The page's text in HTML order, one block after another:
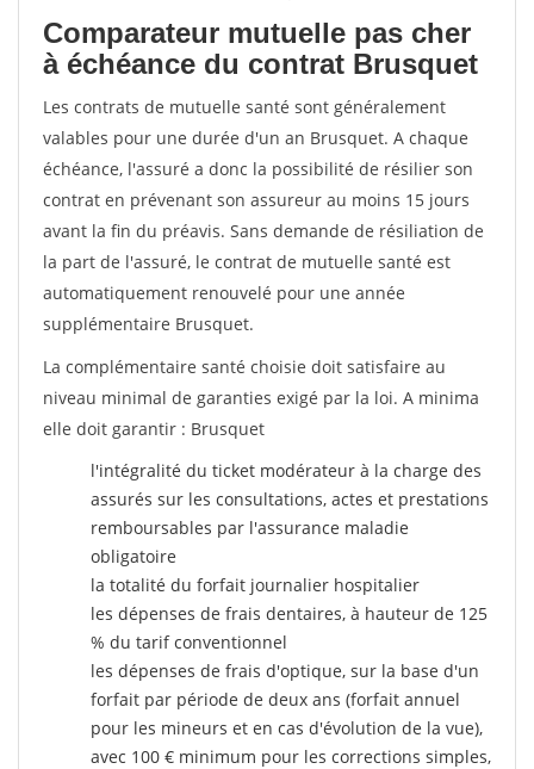
Comparateur mutuelle pas cher
à échéance du contrat Brusquet
Les contrats de mutuelle santé sont généralement
valables pour une durée d'un an Brusquet. A chaque
échéance, l'assuré a donc la possibilité de résilier son
contrat en prévenant son assureur au moins 15 jours
avant la fin du préavis. Sans demande de résiliation de
la part de l'assuré, le contrat de mutuelle santé est
automatiquement renouvelé pour une année
supplémentaire Brusquet.
La complémentaire santé choisie doit satisfaire au
niveau minimal de garanties exigé par la loi. A minima
elle doit garantir : Brusquet
l'intégralité du ticket modérateur à la charge des
assurés sur les consultations, actes et prestations
remboursables par l'assurance maladie
obligatoire
la totalité du forfait journalier hospitalier
les dépenses de frais dentaires, à hauteur de 125
% du tarif conventionnel
les dépenses de frais d'optique, sur la base d'un
forfait par période de deux ans (forfait annuel
pour les mineurs et en cas d'évolution de la vue),
avec 100 € minimum pour les corrections simples,